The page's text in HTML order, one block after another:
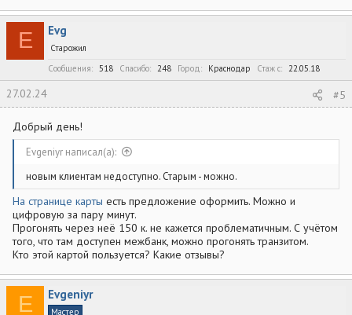
E Evg
Старожил
Сообщения
518 Спасибо 248 Город Краснодар Стаж c 22.05.18
27.02.24 #5
Добрый день!
Evgeniyr написал(а):
новым клиентам недоступно. Старым - можно.
На странице карты есть предложение оформить. Можно и
цифровую за пару минут.
Прогонять через неё 150 к. не кажется проблематичным. С учётом
того, что там доступен межбанк, можно прогонять транзитом.
Кто этой картой пользуется? Какие отзывы?
E Evgeniyr
Мастер